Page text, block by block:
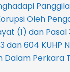
Oleh
(1) dan
dan 604 KUHP
Dalam Perkara